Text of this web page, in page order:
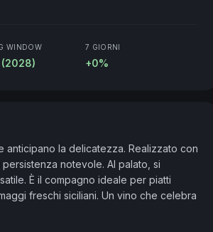
WINDOW 7 GIORNI
+0%
la delicatezza. Realizzato con
notevole. Al palato, si
È il compagno ideale per piatti
freschi siciliani. Un vino che celebra